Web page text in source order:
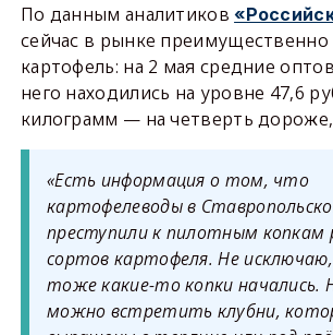
По данным аналитиков
сейчас в рынке
картофель: на 2 мая средние
него находились на уровне 47,6
килограмм — на четверть
«Есть информация о том, что
картофелеводы в
преступили к пилотным копкам
сортов картофеля. Не
тоже какие-то копки начались.
можно встретить клубни,